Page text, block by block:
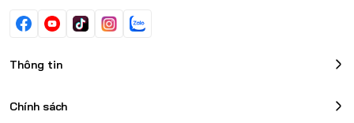
Thông tin
Chính sách